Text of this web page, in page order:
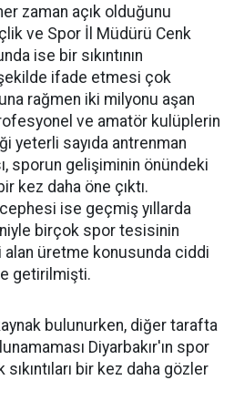
zaman açık olduğunu
ve Spor İl Müdürü Cenk
ise bir sıkıntının
şekilde ifade etmesi çok
rağmen iki milyonu aşan
ve amatör kulüplerin
yeterli sayıda antrenman
sporun gelişiminin önündeki
kez daha öne çıktı.
ise geçmiş yıllarda
birçok spor tesisinin
alan üretme konusunda ciddi
getirilmişti.
bulunurken, diğer tarafta
Diyarbakır'ın spor
sıkıntıları bir kez daha gözler